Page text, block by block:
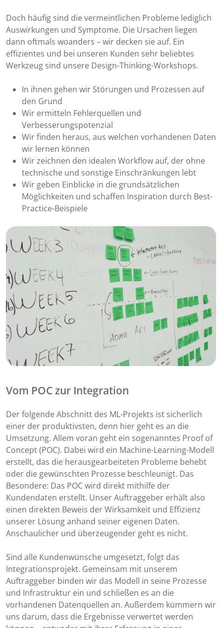
Doch häufig sind die vermeintlichen Probleme lediglich
Auswirkungen und Symptome. Die Ursachen liegen
dann oftmals woanders – wir decken sie auf. Ein
effizientes und bei unseren Kunden sehr beliebtes
Werkzeug sind unsere Design-Thinking-Workshops.
In ihnen gehen wir Störungen und Prozessen auf
den Grund
Wir ermitteln Fehlerquellen und
Verbesserungspotenzial
Wir finden heraus, aus welchen vorhandenen Daten
wir lernen können
Wir zeichnen den idealen Workflow auf, der ohne
technische und sonstige Einschränkungen lebt
Wir geben Einblicke in die grundsätzlichen
Möglichkeiten und schaffen Inspiration durch Best-
Practice-Beispiele
Vom POC zur Integration
Der folgende Abschnitt des ML-Projekts ist sicherlich
einer der produktivsten, denn hier geht es an die
Umsetzung. Allem voran geht ein sogenanntes Proof of
Concept (POC). Dabei wird ein Machine-Learning-Modell
erstellt, das die herausgearbeiteten Probleme behebt
oder die gewünschten Prozesse beschleunigt. Das
Besondere: Das POC wird direkt mithilfe der
Kundendaten erstellt. Unser Auftraggeber erhält also
einen direkten Beweis der Wirksamkeit und Effizienz
unserer Lösung anhand seiner eigenen Daten.
Anschaulicher und überzeugender geht es nicht.
Sind alle Kundenwünsche umgesetzt, folgt das
Integrationsprojekt. Gemeinsam mit unserem
Auftraggeber binden wir das Modell in seine Prozesse
und Infrastruktur ein und schließen es an die
vorhandenen Datenquellen an. Außerdem kümmern wir
uns darum, dass die Ergebnisse verwertet werden